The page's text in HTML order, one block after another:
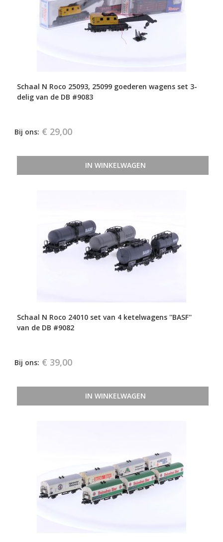
Schaal N Roco 25093, 25099 goederen wagens set 3-
delig van de DB #9083
Bij ons: € 29,00
IN WINKELWAGEN
Schaal N Roco 24010 set van 4 ketelwagens ''BASF''
van de DB #9082
Bij ons: € 39,00
IN WINKELWAGEN